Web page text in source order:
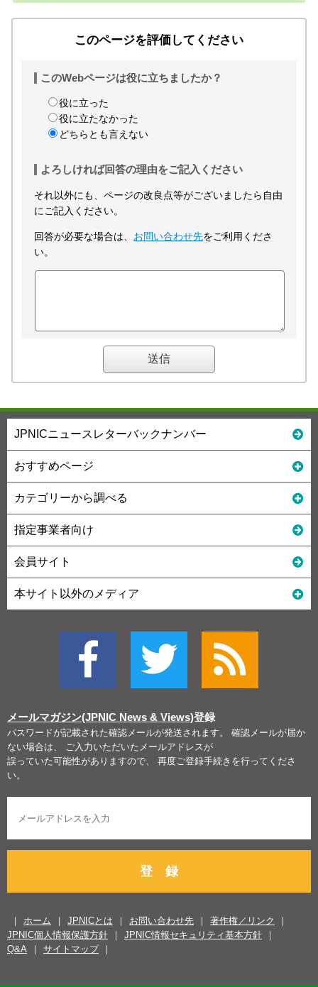
このページを評価してください
このWebページは役に立ちましたか？
役に立った
役に立たなかった
どちらとも言えない
よろしければ回答の理由をご記入ください
それ以外にも、ページの改良点等がございましたら自由
にご記入ください。
回答が必要な場合は、 お問い合わせ先をご利用くださ
い。
JPNICニュースレターバックナンバー
おすすめページ
カテゴリーから調べる
指定事業者向け
会員サイト
本サイト以外のメディア
メールマガジン(JPNIC News & Views)登録
パスワードが記載された確認メールが発送されます。 確認メールが届か
ない場合は、 ご入力いただいたメールアドレスが
誤っていた可能性がありますので、 再度ご登録手続きを行ってくださ
い。
登 録
ホーム JPNICとは お問い合わせ先
著作権／リンク
JPNIC個人情報保護方針
JPNIC情報セキュリティ基本方針
Q&A
サイトマップ